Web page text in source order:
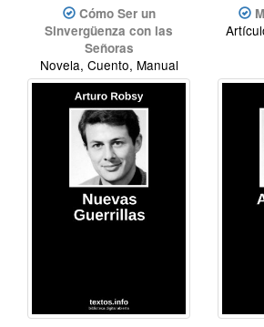
Cómo Ser un
Sinvergüenza con las
Señoras
Novela, Cuento, Manual